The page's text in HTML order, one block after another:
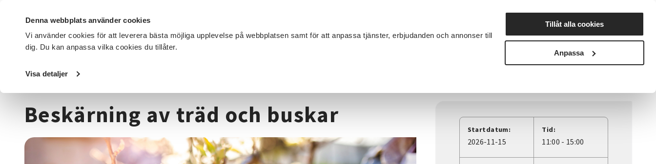
Denna webbplats använder cookies
Vi använder cookies för att leverera bästa möjliga upplevelse på webbplatsen samt för att anpassa tjänster, erbjudanden och annonser till
dig. Du kan anpassa vilka cookies du tillåter.
Visa detaljer
Tillåt alla cookies
Anpassa
DET HÄR GÖR VI FÖR DIG SOM SÖK KURSER OCH EVENEMANG Nyheter Avdelningar
Startsida / Kurser och evenemang
Beskärning av träd och buskar
Startdatum:
2026-11-15
Tid:
11:00 - 15:00